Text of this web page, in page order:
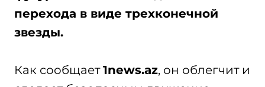
перехода в виде трехконечной
звезды.
Как сообщает1news.az, он облегчит и